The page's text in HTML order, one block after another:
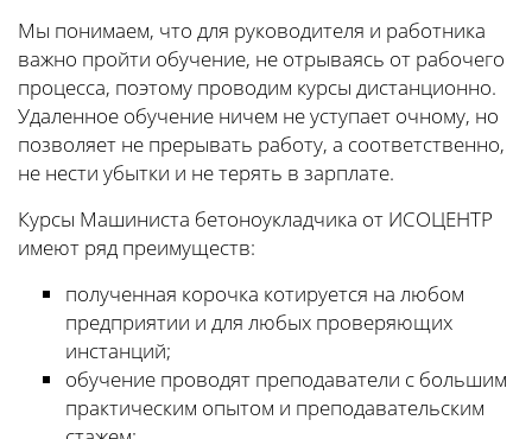
Мы понимаем, что для руководителя и работника
важно пройти обучение, не отрываясь от рабочего
процесса, поэтому проводим курсы дистанционно.
Удаленное обучение ничем не уступает очному, но
позволяет не прерывать работу, а соответственно,
не нести убытки и не терять в зарплате.
Курсы Машиниста бетоноукладчика от ИСОЦЕНТР
имеют ряд преимуществ:
полученная корочка котируется на любом
предприятии и для любых проверяющих
инстанций;
обучение проводят преподаватели с большим
практическим опытом и преподавательским